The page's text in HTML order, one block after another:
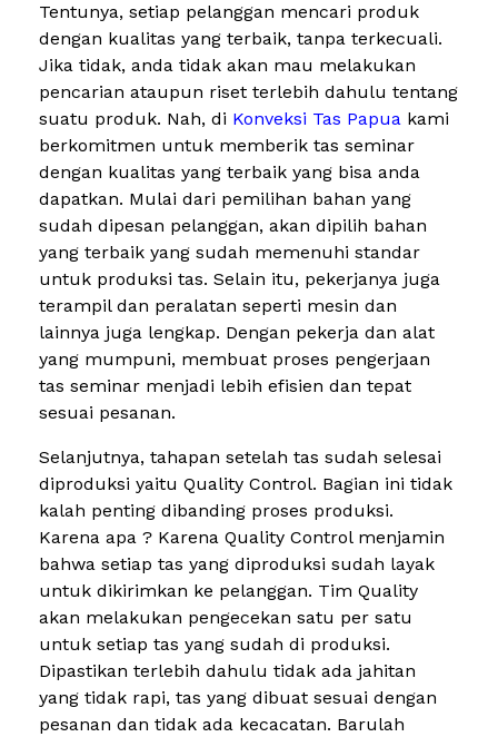
Tentunya, setiap pelanggan mencari produk
dengan kualitas yang terbaik, tanpa terkecuali.
Jika tidak, anda tidak akan mau melakukan
pencarian ataupun riset terlebih dahulu tentang
suatu produk. Nah, di Konveksi Tas Papua kami
berkomitmen untuk memberik tas seminar
dengan kualitas yang terbaik yang bisa anda
dapatkan. Mulai dari pemilihan bahan yang
sudah dipesan pelanggan, akan dipilih bahan
yang terbaik yang sudah memenuhi standar
untuk produksi tas. Selain itu, pekerjanya juga
terampil dan peralatan seperti mesin dan
lainnya juga lengkap. Dengan pekerja dan alat
yang mumpuni, membuat proses pengerjaan
tas seminar menjadi lebih efisien dan tepat
sesuai pesanan.
Selanjutnya, tahapan setelah tas sudah selesai
diproduksi yaitu Quality Control. Bagian ini tidak
kalah penting dibanding proses produksi.
Karena apa ? Karena Quality Control menjamin
bahwa setiap tas yang diproduksi sudah layak
untuk dikirimkan ke pelanggan. Tim Quality
akan melakukan pengecekan satu per satu
untuk setiap tas yang sudah di produksi.
Dipastikan terlebih dahulu tidak ada jahitan
yang tidak rapi, tas yang dibuat sesuai dengan
pesanan dan tidak ada kecacatan. Barulah